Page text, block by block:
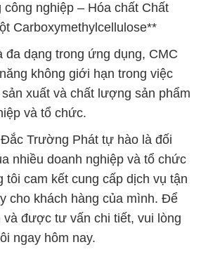
công nghiệp – Hóa chất Chất
Carboxymethylcellulose**
đa dạng trong ứng dụng, CMC
không giới hạn trong việc
xuất và chất lượng sản phẩm
và tổ chức.
Trường Phát tự hào là đối
nhiều doanh nghiệp và tổ chức
tôi cam kết cung cấp dịch vụ tận
cho khách hàng của mình. Để
và được tư vấn chi tiết, vui lòng
ngay hôm nay.